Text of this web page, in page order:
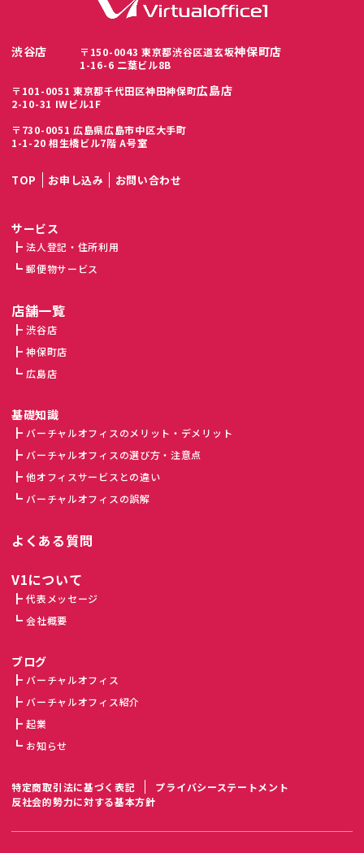
渋谷店
〒150-0043 東京都渋谷区道玄坂
1-16-6 二葉ビル8B
神保町店
〒101-0051 東京都千代田区神田神保町
2-10-31 IWビル1F
広島店
〒730-0051 広島県広島市中区大手町
1-1-20 相生橋ビル7階 A号室
TOP お申し込み お問い合わせ
サービス
法人登記・住所利用
郵便物サービス
店舗一覧
渋谷店
神保町店
広島店
基礎知識
バーチャルオフィスのメリット・デメリット
バーチャルオフィスの選び方・注意点
他オフィスサービスとの違い
バーチャルオフィスの誤解
よくある質問
V1について
代表メッセージ
会社概要
ブログ
バーチャルオフィス
バーチャルオフィス紹介
起業
お知らせ
特定商取引法に基づく表記
プライバシーステートメント
反社会的勢力に対する基本方針